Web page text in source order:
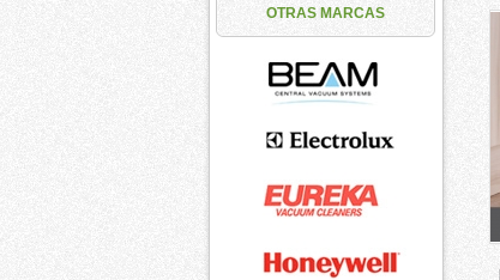
OTRAS MARCAS